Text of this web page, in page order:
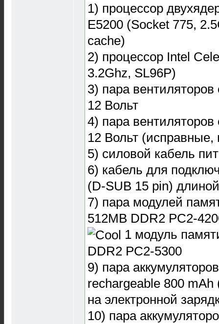
1) процессор
E5200 (Socket 775,
cache)
2) процессор Intel
3.2Ghz, SL96P)
3) пара
12 Вольт
4) пара
12 Вольт
5) силовой кабель
6) кабель для
(D-SUB 15 pin)
7) пара модулей
512MB DDR2 PC2-
1 модуль
DDR2 PC2-5300
9) пара
rechargeable 800 mAh
на электронной
10) пара